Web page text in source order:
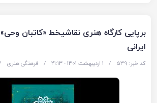
برپایی کارگاه هنری نقاشیخط «کاتبان
ایرانی
کد خبر: 539 / 1 اردیبهشت 1401 - ۲۱:۱۳ / فرهنگی هنری